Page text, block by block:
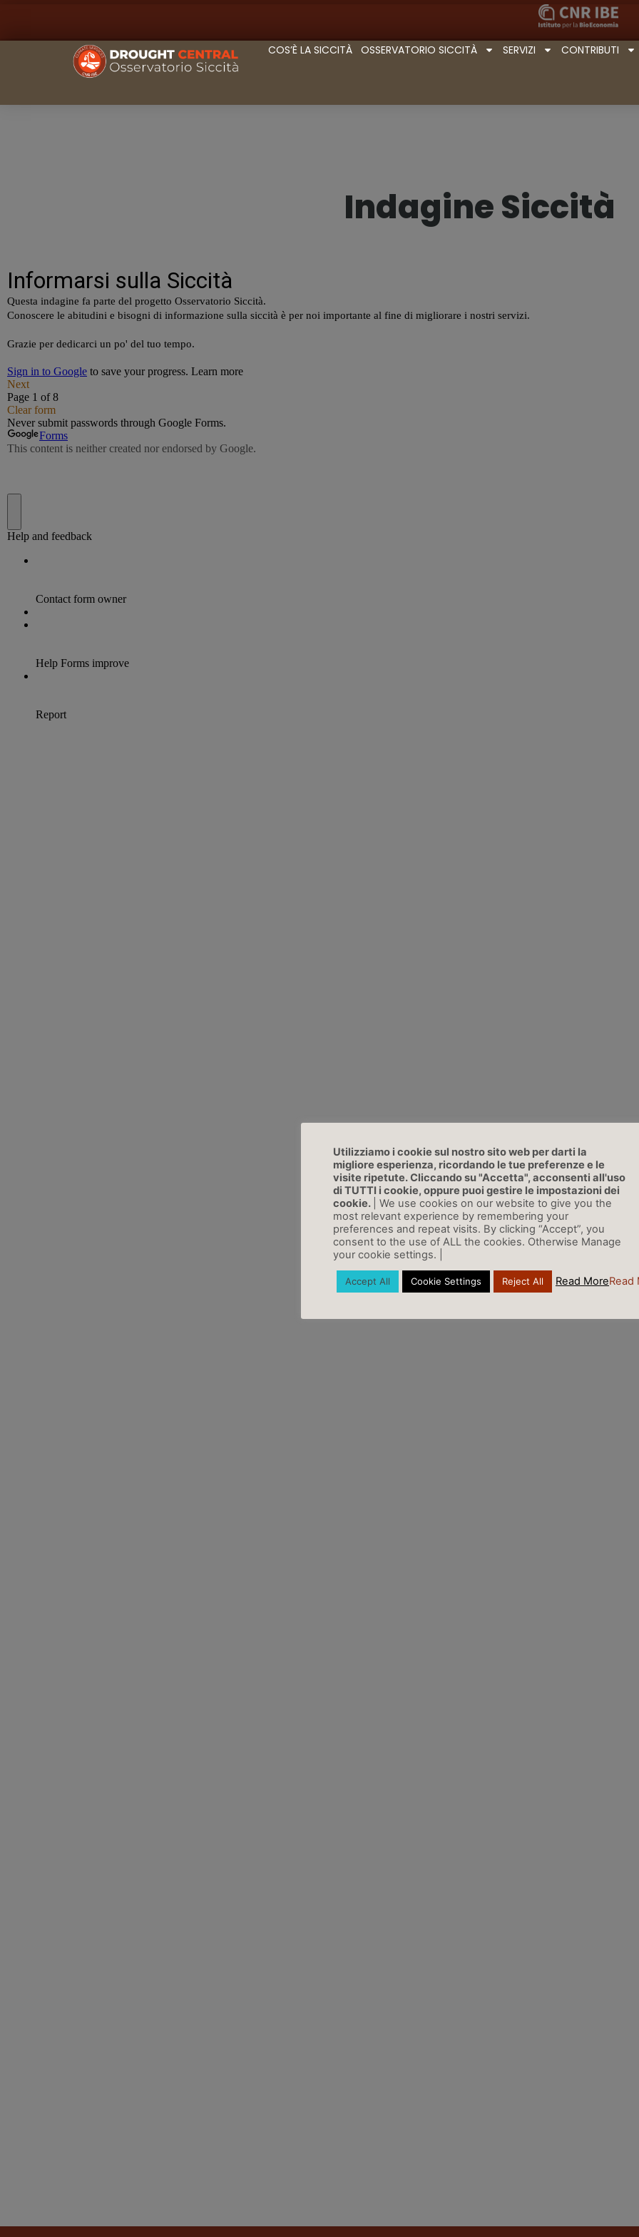
COS’È LA SICCITÀ OSSERVATORIO SICCITÀ SERVIZI CONTRIBUTI
Indagine Siccità
Utilizziamo i cookie sul nostro sito web per darti la
migliore esperienza, ricordando le tue preferenze e le
visite ripetute. Cliccando su "Accetta", acconsenti all'uso
di TUTTI i cookie, oppure puoi gestire le impostazioni dei
cookie.
| We use cookies on our website to give you the
most relevant experience by remembering your
preferences and repeat visits. By clicking “Accept”, you
consent to the use of ALL the cookies. Otherwise Manage
your cookie settings. |
Accept All Cookie Settings Reject All Read MoreRead